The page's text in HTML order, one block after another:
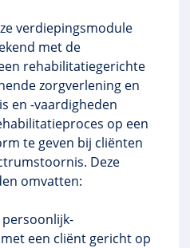
verdiepingsmodule
met de
rehabilitatiegerichte
zorgverlening en
en -vaardigheden
op een
te geven bij cliënten
Deze
omvatten:
persoonlijk-
een cliënt gericht op